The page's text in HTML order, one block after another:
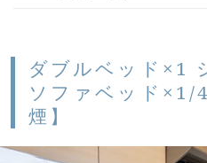
ダブルベッド×1
ソファベッド×1/
煙】